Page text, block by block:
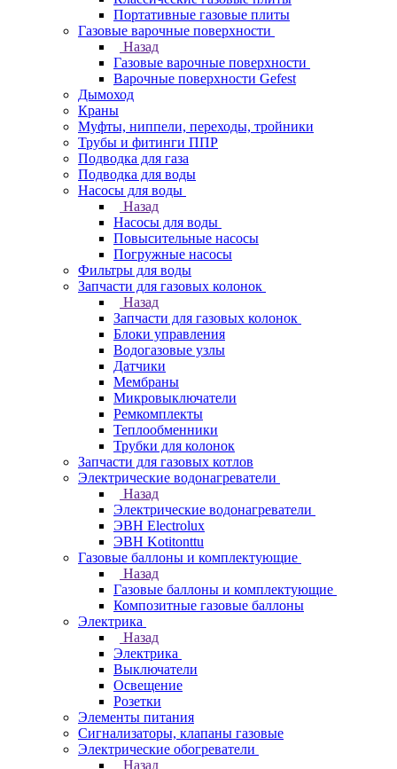
Портативные газовые плиты
Газовые варочные поверхности
Назад
Газовые варочные поверхности
Варочные поверхности Gefest
Дымоход
Краны
Муфты, ниппели, переходы, тройники
Трубы и фитинги ППР
Подводка для газа
Подводка для воды
Насосы для воды
Назад
Насосы для воды
Повысительные насосы
Погружные насосы
Фильтры для воды
Запчасти для газовых колонок
Назад
Запчасти для газовых колонок
Блоки управления
Водогазовые узлы
Датчики
Мембраны
Микровыключатели
Ремкомплекты
Теплообменники
Трубки для колонок
Запчасти для газовых котлов
Электрические водонагреватели
Назад
Электрические водонагреватели
ЭВН Electrolux
ЭВН Kotitonttu
Газовые баллоны и комплектующие
Назад
Газовые баллоны и комплектующие
Композитные газовые баллоны
Электрика
Назад
Электрика
Выключатели
Освещение
Розетки
Элементы питания
Сигнализаторы, клапаны газовые
Электрические обогреватели
Назад